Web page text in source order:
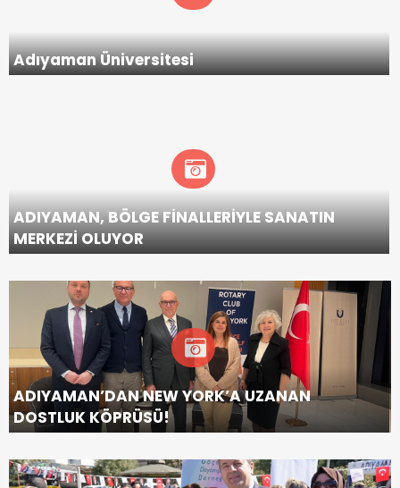
Adıyaman Üniversitesi
ADIYAMAN, BÖLGE FİNALLERİYLE SANATIN
MERKEZİ OLUYOR
ADIYAMAN’DAN NEW YORK’A UZANAN
DOSTLUK KÖPRÜSÜ!